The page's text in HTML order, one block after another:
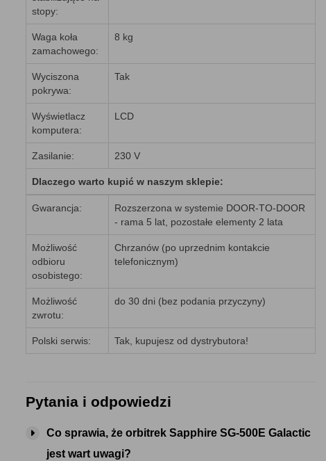
stopy:
Waga koła
zamachowego:
8 kg
Wyciszona
pokrywa:
Tak
Wyświetlacz
komputera:
LCD
Zasilanie: 230 V
Dlaczego warto kupić w naszym sklepie:
Gwarancja:
Rozszerzona w systemie DOOR-TO-DOOR
- rama 5 lat, pozostałe elementy 2 lata
Możliwość
odbioru
osobistego:
Chrzanów (po uprzednim kontakcie
telefonicznym)
Możliwość
zwrotu:
do 30 dni (bez podania przyczyny)
Polski serwis: Tak, kupujesz od dystrybutora!
Pytania i odpowiedzi
Co sprawia, że orbitrek Sapphire SG-500E Galactic
jest wart uwagi?